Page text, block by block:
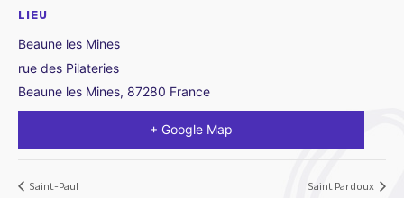
LIEU
Beaune les Mines
rue des Pilateries
Beaune les Mines, 87280 France
+ Google Map
Saint-Paul Saint Pardoux